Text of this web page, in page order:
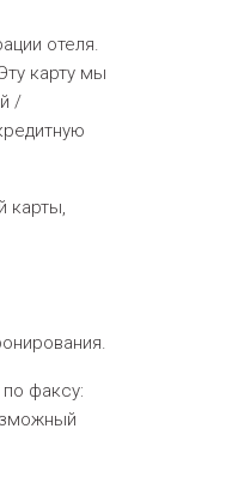
отеля.
карту мы
/
карты,
по факсу: